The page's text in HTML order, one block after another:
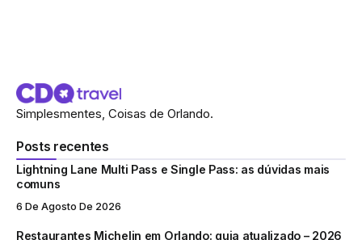
Simplesmentes, Coisas de Orlando.
Posts recentes
Lightning Lane Multi Pass e Single Pass: as dúvidas mais
comuns
6 De Agosto De 2026
Restaurantes Michelin em Orlando: guia atualizado – 2026